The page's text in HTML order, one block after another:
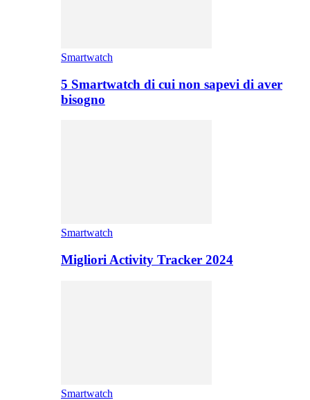
Smartwatch
5 Smartwatch di cui non sapevi di aver
bisogno
Smartwatch
Migliori Activity Tracker 2024
Smartwatch